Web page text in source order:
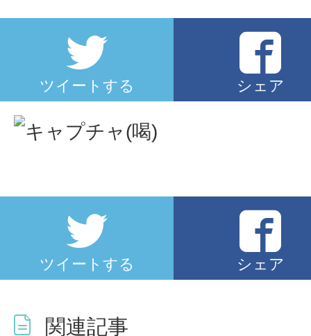
ツイートする シェア
ツイートする シェア
関連記事